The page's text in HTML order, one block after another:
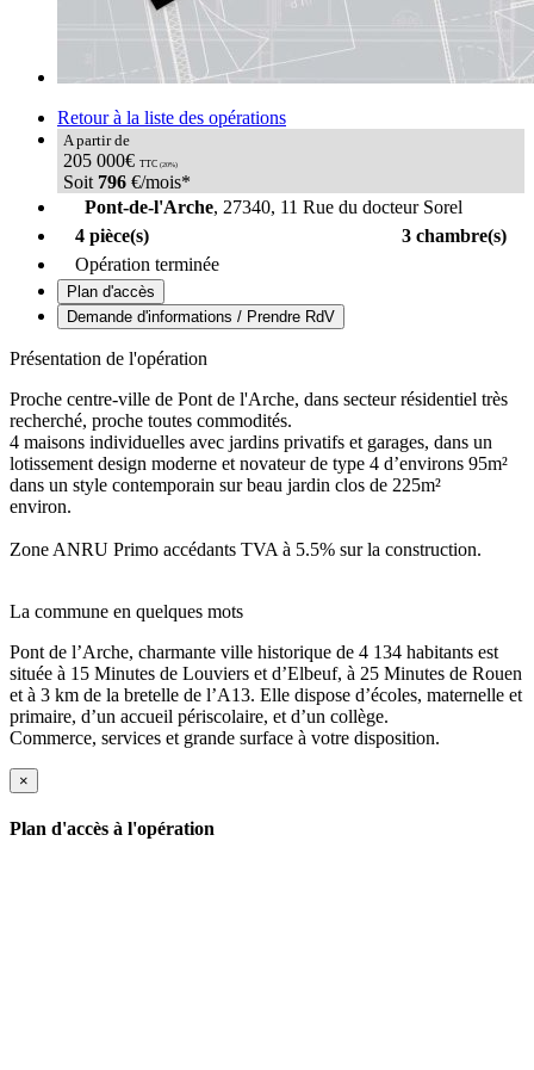
Retour à la liste des opérations
A partir de
205 000€ TTC (20%)
Soit 796 €/mois*
Pont-de-l'Arche, 27340, 11 Rue du docteur Sorel
4 pièce(s)
3 chambre(s)
Opération terminée
Plan d'accès
Demande d'informations / Prendre RdV
Présentation de l'opération
Proche centre-ville de Pont de l'Arche, dans secteur résidentiel très
recherché, proche toutes commodités.
4 maisons individuelles avec jardins privatifs et garages, dans un
lotissement design moderne et novateur de type 4 d’environs 95m²
dans un style contemporain sur beau jardin clos de 225m²
environ.
Zone ANRU Primo accédants TVA à 5.5% sur la construction.
La commune en quelques mots
Pont de l’Arche, charmante ville historique de 4 134 habitants est
située à 15 Minutes de Louviers et d’Elbeuf, à 25 Minutes de Rouen
et à 3 km de la bretelle de l’A13. Elle dispose d’écoles, maternelle et
primaire, d’un accueil périscolaire, et d’un collège.
Commerce, services et grande surface à votre disposition.
×
Plan d'accès à l'opération